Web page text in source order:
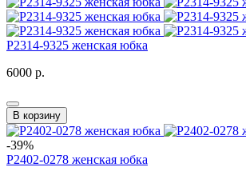
P2314-9325 женская юбка
6000 р.
В корзину
-39%
P2402-0278 женская юбка